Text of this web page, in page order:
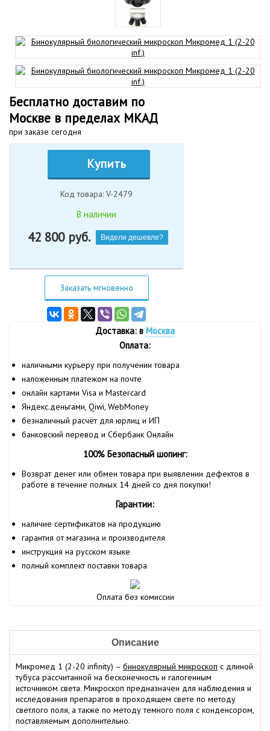
Бесплатно доставим по
Москве в пределах МКАД
при заказе сегодня
Купить
Код товара: V-2479
В наличии
42 800 руб. Видели дешевле?
Заказать мгновенно
Доставка: в Москва
Оплата:
наличными курьеру при получении товара
наложенным платежом на почте
онлайн картами Visa и Mastercard
Яндекс.деньгами, Qiwi, WebMoney
безналичный расчёт для юрлиц и ИП
банковский перевод и Сбербанк Онлайн
100% Безопасный шопинг:
Возврат денег или обмен товара при выявлении дефектов в
работе в течение полных 14 дней со дня покупки!
Гарантии:
наличие сертификатов на продукцию
гарантия от магазина и производителя
инструкция на русском языке
полный комплект поставки товара
Оплата без комиссии
Описание
Микромед 1 (2-20 infinity) – бинокулярный микроскоп с длиной
тубуса рассчитанной на бесконечность и галогенным
источником света. Микроскоп предназначен для наблюдения и
исследования препаратов в проходящем свете по методу
светлого поля, а также по методу темного поля с конденсором,
поставляемым дополнительно.